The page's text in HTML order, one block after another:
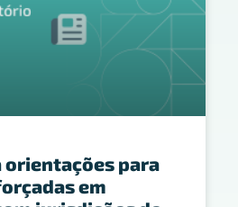
orientações para
em